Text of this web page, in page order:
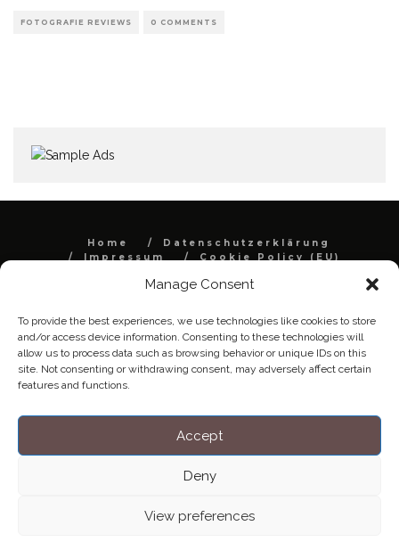
Manage Consent
To provide the best experiences, we use technologies like cookies to store
and/or access device information. Consenting to these technologies will
allow us to process data such as browsing behavior or unique IDs on this
site. Not consenting or withdrawing consent, may adversely affect certain
features and functions.
Accept
Deny
View preferences
FOTOGRAFIE REVIEWS 0 COMMENTS
Home
Datenschutzerklärung
Impressum
Cookie Policy (EU)
Copyright © Blendo 2026 . Vorarlberg,